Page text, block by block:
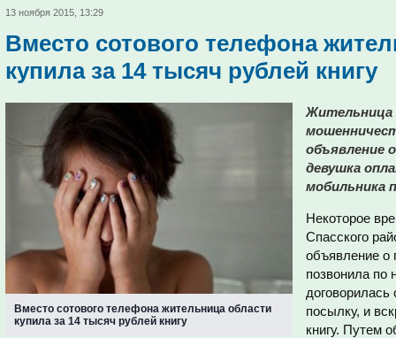
13 ноября 2015, 13:29
Вместо сотового телефона
купила за 14 тысяч рублей книгу
Вместо сотового телефона жительница области
купила за 14 тысяч рублей книгу
Жительница
объявление
девушка
мобильника
Некоторое
Спасского
объявление о
позвонила по
посылку, и
книгу. Путем